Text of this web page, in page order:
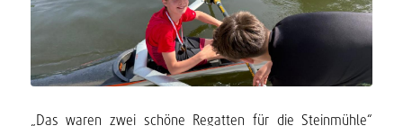
„Das waren zwei schöne Regatten für die Steinmühle“